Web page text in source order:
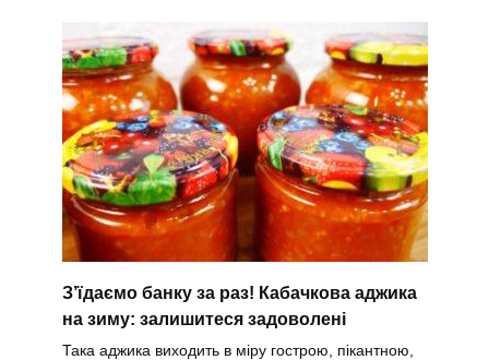
З’їдаємо банку за раз! Кабачкова аджика
на зиму: залишитеся задоволені
Така аджика виходить в міру гострою, пікантною,